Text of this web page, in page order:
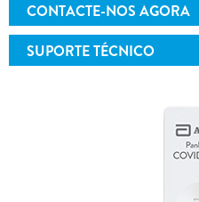
CONTACTE-NOS AGORA
SUPORTE TÉCNICO